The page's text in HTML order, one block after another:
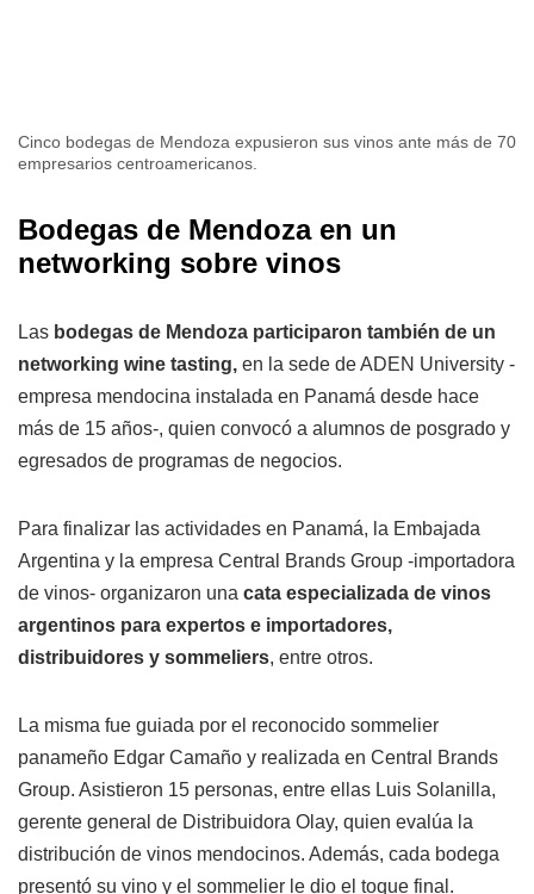
Cinco bodegas de Mendoza expusieron sus vinos ante más de 70
empresarios centroamericanos.
Bodegas de Mendoza en un
networking sobre vinos
Las bodegas de Mendoza participaron también de un
networking wine tasting, en la sede de ADEN University -
empresa mendocina instalada en Panamá desde hace
más de 15 años-, quien convocó a alumnos de posgrado y
egresados de programas de negocios.
Para finalizar las actividades en Panamá, la Embajada
Argentina y la empresa Central Brands Group -importadora
de vinos- organizaron una cata especializada de vinos
argentinos para expertos e importadores,
distribuidores y sommeliers, entre otros.
La misma fue guiada por el reconocido sommelier
panameño Edgar Camaño y realizada en Central Brands
Group. Asistieron 15 personas, entre ellas Luis Solanilla,
gerente general de Distribuidora Olay, quien evalúa la
distribución de vinos mendocinos. Además, cada bodega
presentó su vino y el sommelier le dio el toque final.